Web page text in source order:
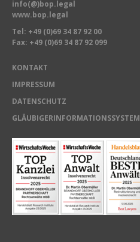
info(@)bop.legal
www.bop.legal
Tel: +49 (0)69 34 87 92 00
Fax: +49 (0)69 34 87 92 099
KONTAKT
IMPRESSUM
DATENSCHUTZ
GLÄUBIGERINFORMATIONSSYSTEM